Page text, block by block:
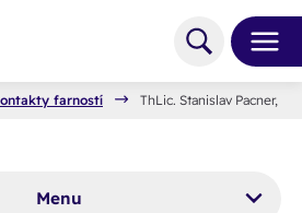
farností ThLic. Stanislav Pacner,
Menu